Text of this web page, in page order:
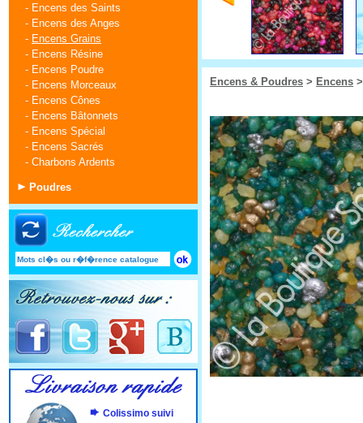
- Encens des Saints
- Encens des Anges
- Encens Grains
- Encens Résine
- Encens Poudre
- Encens Morceaux
- Encens Cônes
- Encens Bâtonnets
- Encens Spécial
- Encens Sacrés
- Charbons Ardents
Poudres
Colissimo suivi
Encens & Poudres > Encens